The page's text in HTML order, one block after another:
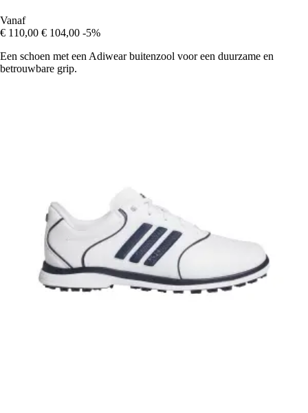
Vanaf
€ 110,00 € 104,00 -5%
Een schoen met een Adiwear buitenzool voor een duurzame en
betrouwbare grip.